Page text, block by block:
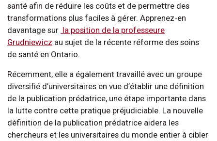
santé afin de réduire les coûts et de permettre des
transformations plus faciles à gérer. Apprenez-en
davantage sur la position de la professeure
Grudniewicz au sujet de la récente réforme des soins
de santé en Ontario.
Récemment, elle a également travaillé avec un groupe
diversifié d’universitaires en vue d’établir une définition
de la publication prédatrice, une étape importante dans
la lutte contre cette pratique préjudiciable. La nouvelle
définition de la publication prédatrice aidera les
chercheurs et les universitaires du monde entier à cibler